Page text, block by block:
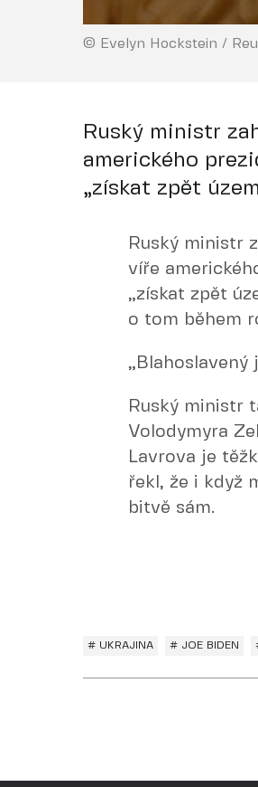
© Evelyn Hockstein /
Ruský ministr
amerického
„získat zpět
Ruský ministr
víře
„získat zpět
o tom během
„Blahoslavený
Ruský ministr
Volodymyra
Lavrova je
řekl, že i když
bitvě sám.
# UKRAJINA # JOE BIDEN